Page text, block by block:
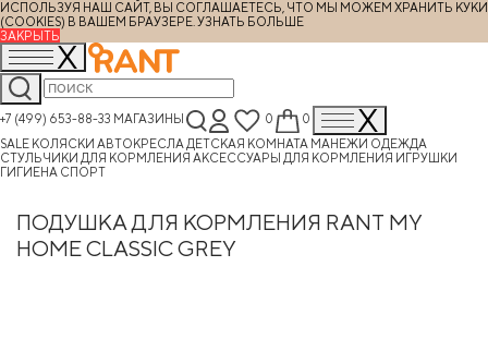
ИСПОЛЬЗУЯ НАШ САЙТ, ВЫ СОГЛАШАЕТЕСЬ, ЧТО МЫ МОЖЕМ ХРАНИТЬ КУКИ
(COOKIES) В ВАШЕМ БРАУЗЕРЕ. УЗНАТЬ БОЛЬШЕ
ЗАКРЫТЬ
+7 (499) 653-88-33 МАГАЗИНЫ 0
0
SALE КОЛЯСКИ АВТОКРЕСЛА ДЕТСКАЯ КОМНАТА МАНЕЖИ ОДЕЖДА
СТУЛЬЧИКИ ДЛЯ КОРМЛЕНИЯ АКСЕССУАРЫ ДЛЯ КОРМЛЕНИЯ ИГРУШКИ
ГИГИЕНА СПОРТ
ПОДУШКА ДЛЯ КОРМЛЕНИЯ RANT MY
HOME CLASSIC GREY